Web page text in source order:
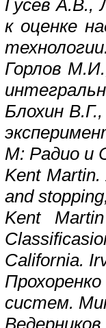
Гусев А.В.,
к оценке
Горлов
Блохин
М: Радио и
Kent
and
Kent
California.
систем.